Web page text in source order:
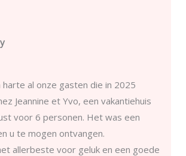
harte al onze gasten die in 2025
Jeannine et Yvo, een vakantiehuis
voor 6 personen. Het was een
u te mogen ontvangen.
allerbeste voor geluk en een goede